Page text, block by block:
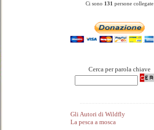
Ci sono 131 persone collegate
Cerca per parola chiave
Gli Autori di Wildfly
La pesca a mosca